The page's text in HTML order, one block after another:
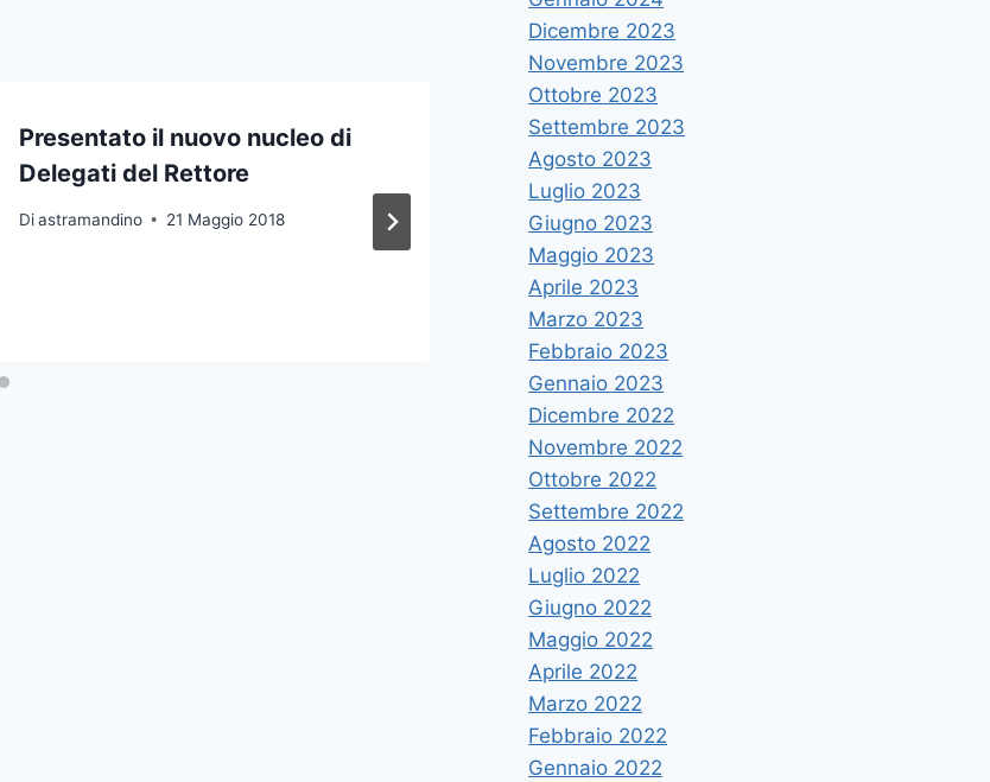
Presentato il nuovo nucleo di
Delegati del Rettore
Di astramandino 21 Maggio 2018
Mercoledì 29 conferenza
stampa di presentazione della
Scuola di Liberalismo
Divruggeri 27 Marzo 2017
Dicembre 2023
Novembre 2023
Ottobre 2023
Settembre 2023
Agosto 2023
Luglio 2023
Giugno 2023
Maggio 2023
Aprile 2023
Marzo 2023
Febbraio 2023
Gennaio 2023
Dicembre 2022
Novembre 2022
Ottobre 2022
Settembre 2022
Agosto 2022
Luglio 2022
Giugno 2022
Maggio 2022
Aprile 2022
Marzo 2022
Febbraio 2022
Gennaio 2022